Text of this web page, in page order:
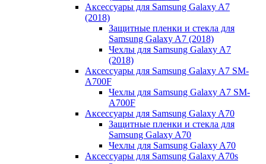
Аксессуары для Samsung Galaxy A7
(2018)
Защитные пленки и стекла для
Samsung Galaxy A7 (2018)
Чехлы для Samsung Galaxy A7
(2018)
Аксессуары для Samsung Galaxy A7 SM-
A700F
Чехлы для Samsung Galaxy A7 SM-
A700F
Аксессуары для Samsung Galaxy A70
Защитные пленки и стекла для
Samsung Galaxy A70
Чехлы для Samsung Galaxy A70
Аксессуары для Samsung Galaxy A70s